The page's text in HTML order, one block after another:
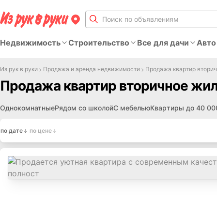
Недвижимость Строительство Все для дачи
Из рук в руки Продажа и аренда недвижимости Продажа квартир
Продажа квартир вторичное
ОднокомнатныеРядом со школойС мебельюКвартиры до 40
по дате по цене